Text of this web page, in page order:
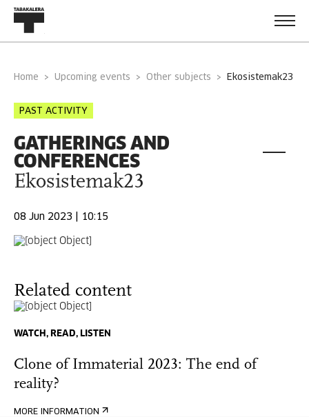
Home Upcoming events Other subjects ekosistemak23
PAST ACTIVITY
GATHERINGS AND
CONFERENCES
Ekosistemak23
08 Jun 2023 | 10:15
Related content
WATCH, READ, LISTEN
Clone of Immaterial 2023: The end of
reality?
MORE INFORMATION